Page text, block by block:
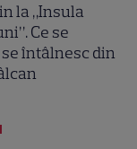
la „Insula
Ce se
întâlnesc din